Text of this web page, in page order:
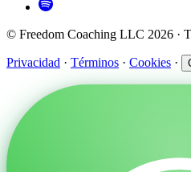
© Freedom Coaching LLC 2026 ·
Privacidad · Términos · Cookies ·